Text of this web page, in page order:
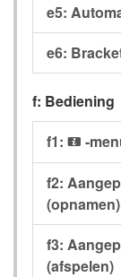
e5:
e6:
f: Bediening
f1: i -
f2:
(opnamen)
f3:
(afspelen)